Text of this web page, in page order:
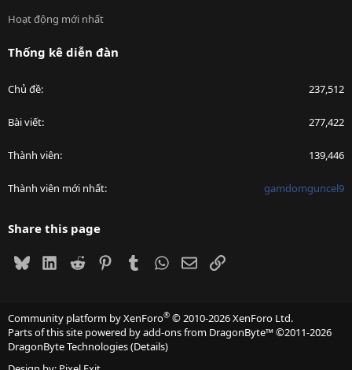
Hoạt động mới nhất
Thống kê diễn đàn
Chủ đề 237,512
Bài viết 277,422
Thành viên 139,446
Thành viên mới nhất gamdomguncel9
Share this page
BlueskyLinkedIn
Reddit PinterestTumblrWhatsApp
EmailLink
Community platform by XenForo® © 2010-2026 XenForo Ltd.
Parts of this site powered byadd-ons from DragonByte™©2011-2026
DragonByte Technologies(Details)